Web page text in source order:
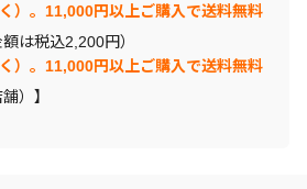
）。11,000円以上ご購入で送料無料
は税込2,200円）
）。11,000円以上ご購入で送料無料
）】